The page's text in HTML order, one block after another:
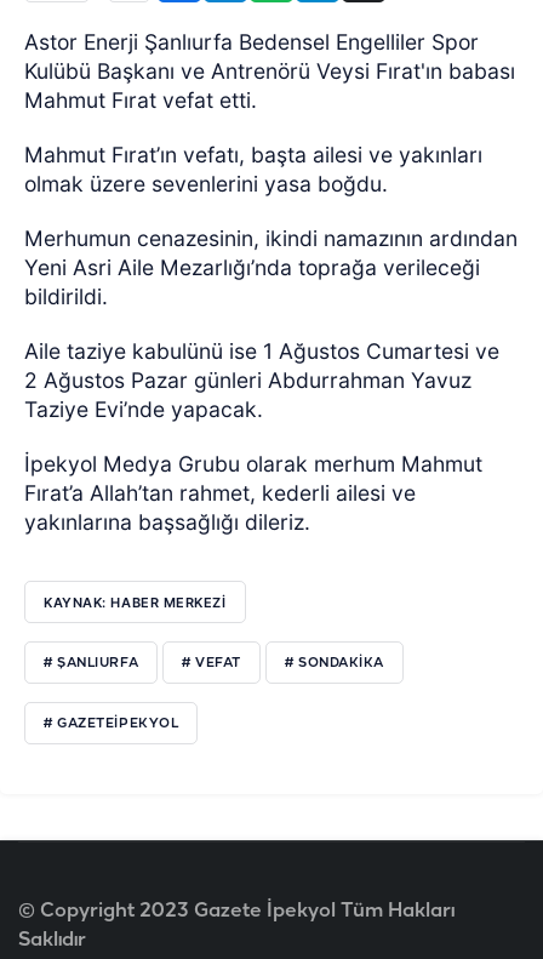
Astor Enerji Şanlıurfa Bedensel Engelliler Spor
Kulübü Başkanı ve Antrenörü Veysi Fırat'ın babası
Mahmut Fırat vefat etti.
Mahmut Fırat’ın vefatı, başta ailesi ve yakınları
olmak üzere sevenlerini yasa boğdu.
Merhumun cenazesinin, ikindi namazının ardından
Yeni Asri Aile Mezarlığı’nda toprağa verileceği
bildirildi.
Aile taziye kabulünü ise 1 Ağustos Cumartesi ve
2 Ağustos Pazar günleri Abdurrahman Yavuz
Taziye Evi’nde yapacak.
İpekyol Medya Grubu olarak merhum Mahmut
Fırat’a Allah’tan rahmet, kederli ailesi ve
yakınlarına başsağlığı dileriz.
KAYNAK: HABER MERKEZI
# ŞANLIURFA # VEFAT # SONDAKIKA
# GAZETEIPEKYOL
© Copyright 2023 Gazete İpekyol Tüm Hakları
Saklıdır